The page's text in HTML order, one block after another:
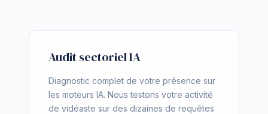
Audit sectoriel IA
Diagnostic complet de votre présence sur
les moteurs IA. Nous testons votre activité
de vidéaste sur des dizaines de requêtes